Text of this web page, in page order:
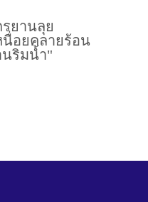
รยานลุย
นื่อยคลายร้อน
นริมน้ำ"